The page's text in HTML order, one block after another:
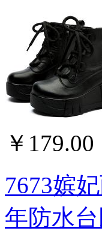
￥179.00
7673嫔
年防水